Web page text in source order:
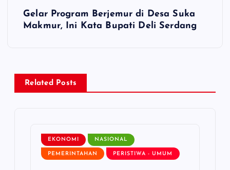
a
v
Gelar Program Berjemur di Desa Suka
Makmur, Ini Kata Bupati Deli Serdang
Related Posts
EKONOMI NASIONAL
PEMERINTAHAN PERISTIWA - UMUM